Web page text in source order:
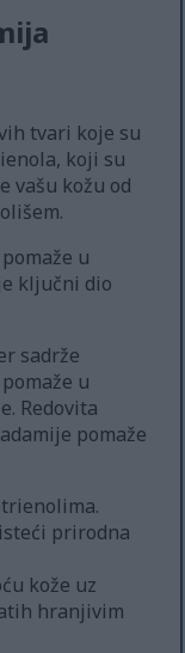
tvari koje su
koji su
vašu kožu od
u
ključni dio
sadrže
u
Redovita
pomaže
prirodna
kože uz
hranjivim